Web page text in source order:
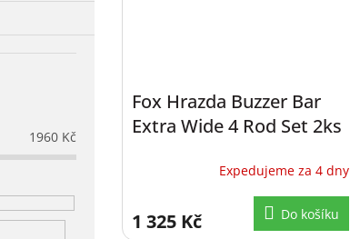
1960 Kč
Fox Hrazda Buzzer Bar
Extra Wide 4 Rod Set 2ks
Expedujeme za 4 dny
1 325 Kč Do košíku